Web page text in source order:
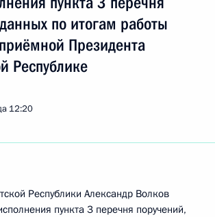
по итогам работы
Президента
Республике
12:20
Республики Александр Волков
пункта 3 перечня поручений,